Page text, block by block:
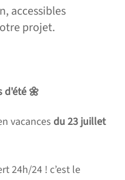
accessibles
projet.
d'été 🌼
vacances du 23 juillet
24h/24 ! c’est le